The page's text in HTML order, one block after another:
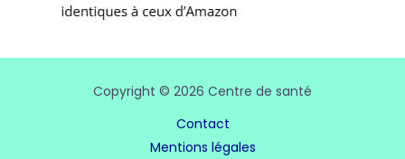
Copyright © 2026 Centre de santé
Contact
Mentions légales